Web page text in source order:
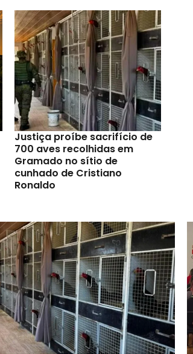
Justiça proíbe sacrifício de
700 aves recolhidas em
Gramado no sítio de
cunhado de Cristiano
Ronaldo